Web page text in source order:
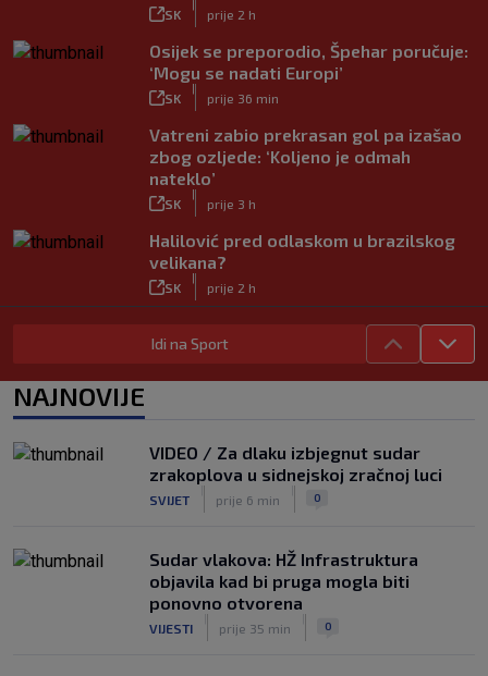
SK prije 2 h
Osijek se preporodio, Špehar poručuje:
‘Mogu se nadati Europi’
SK prije 36 min
Vatreni zabio prekrasan gol pa izašao
zbog ozljede: ‘Koljeno je odmah
nateklo’
SK prije 3 h
Halilović pred odlaskom u brazilskog
velikana?
SK prije 2 h
Carević nakon drugog poraza: ‘Ne
mogu biti ljutit, ovo nam mora biti
|
zadovoljni, tražimo stopera
SK prije 3 h
Zekić sasuo kritike nakon remija: ‘O
SK prije 1 h
Idi na Sport
NAJNOVIJE
VIDEO / Za dlaku izbjegnut sudar
zrakoplova u sidnejskoj zračnoj luci
SVIJET prije 6 min 0
Sudar vlakova: HŽ Infrastruktura
objavila kad bi pruga mogla biti
ponovno otvorena
VIJESTI prije 35 min 0